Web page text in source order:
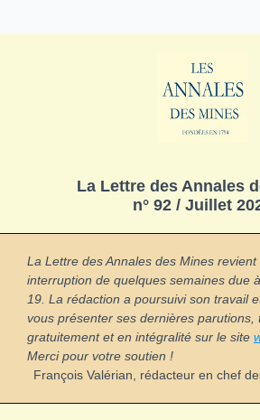
La Lettre des Annales
n° 92 / Juillet
La Lettre des Annales des Mines
interruption de quelques semaines due
19. La rédaction a poursuivi son travail
vous présenter ses dernières parutions,
gratuitement et en intégralité sur le site
Merci pour votre soutien !
François Valérian, rédacteur en chef